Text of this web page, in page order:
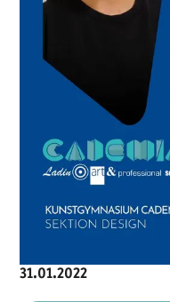
Matura was
31.01.2022